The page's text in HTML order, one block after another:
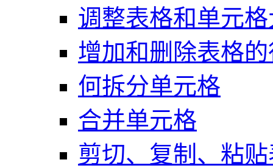
调整表格和单元
增加和删除表格
何拆分单元格
合并单元格
剪切、复制、粘